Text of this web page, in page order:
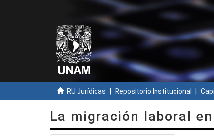
RU Jurídicas Repositorio Institucional
La migración laboral